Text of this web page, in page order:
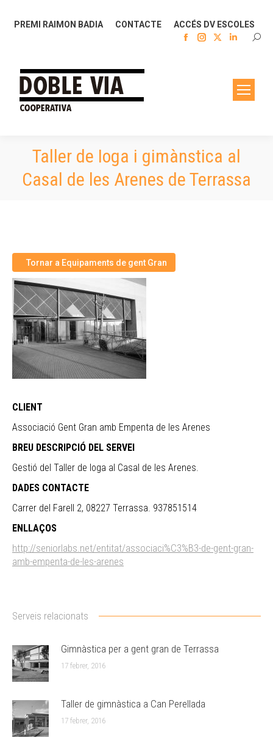
PREMI RAIMON BADIA CONTACTE ACCÉS DV ESCOLES
Facebook
Instagram
window
new
window
Linkedin
in
new
window
Taller de Ioga i gimànstica al
Casal de les Arenes de Terrassa
Tornar a Equipaments de gent Gran
CLIENT
Associació Gent Gran amb Empenta de les Arenes
BREU DESCRIPCIÓ DEL SERVEI
Gestió del Taller de Ioga al Casal de les Arenes.
DADES CONTACTE
Carrer del Farell 2, 08227 Terrassa. 937851514
ENLLAÇOS
http://seniorlabs.net/entitat/associaci%C3%B3-de-gent-gran-
amb-empenta-de-les-arenes
Serveis relacionats
Gimnàstica per a gent gran de Terrassa
17 febrer, 2016
Taller de gimnàstica a Can Perellada
17 febrer, 2016